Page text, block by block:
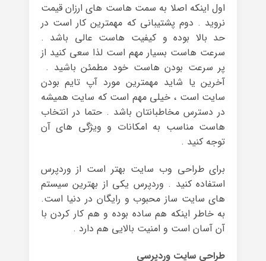
اول اینکه اصلا به سمت هاست های ارزان قیمت
نروید . دوم پشتیبانی که مهمترین کار است در
حد بالا بوده و کیفیت هاست عالی باشد .
سرعت هاست بسیار مهم است لذا سعی کنید از
پر سرعت بودن هاست خود مطمئن باشید .
آخرین یا شاید مهمترین مورد آپ تایم بودن
سایت است ، خیلی مهم است که سایت همیشه
در دسترس مخاطبانتان باشد . حتما در انتخاب
هاست مناسب به امکانات و ویژگی های آن
توجه کنید .
برای طراحی وب سایت بهتر است از وردپرس
استفاده کنید . وردپرس یکی از بهترین سیستم
های سایت ساز محبوب و رایگان در دنیا است.
به خاطر اینکه هم ساده بوده و هم کار کردن با
آن آسان است و امنیت بالایی هم دارد .
طراحی سایت وردپرسی